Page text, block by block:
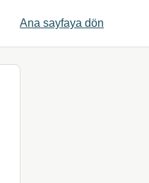
Ana sayfaya dön